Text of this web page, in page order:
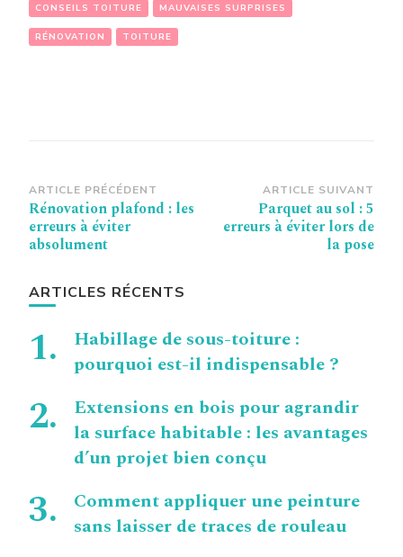
CONSEILS TOITURE MAUVAISES SURPRISES
RÉNOVATION TOITURE
Navigation
d’article
ARTICLE PRÉCÉDENT
Rénovation plafond : les
erreurs à éviter
absolument
ARTICLE SUIVANT
Parquet au sol : 5
erreurs à éviter lors de
la pose
ARTICLES RÉCENTS
Habillage de sous-toiture :
pourquoi est-il indispensable ?
Extensions en bois pour agrandir
la surface habitable : les avantages
d’un projet bien conçu
Comment appliquer une peinture
sans laisser de traces de rouleau